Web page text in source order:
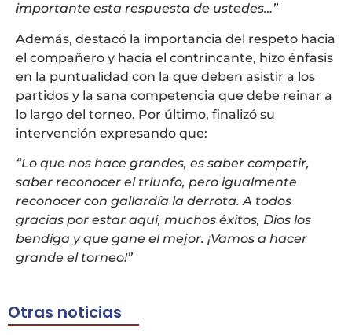
importante esta respuesta de ustedes…”
Además, destacó la importancia del respeto hacia
el compañero y hacia el contrincante, hizo énfasis
en la puntualidad con la que deben asistir a los
partidos y la sana competencia que debe reinar a
lo largo del torneo. Por último, finalizó su
intervención expresando que:
“Lo que nos hace grandes, es saber competir,
saber reconocer el triunfo, pero igualmente
reconocer con gallardía la derrota. A todos
gracias por estar aquí, muchos éxitos, Dios los
bendiga y que gane el mejor. ¡Vamos a hacer
grande el torneo!”
Otras noticias